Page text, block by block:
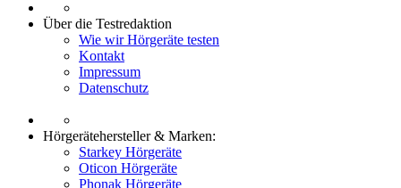
Über die Testredaktion
Wie wir Hörgeräte testen
Kontakt
Impressum
Datenschutz
Hörgerätehersteller & Marken:
Starkey Hörgeräte
Oticon Hörgeräte
Phonak Hörgeräte